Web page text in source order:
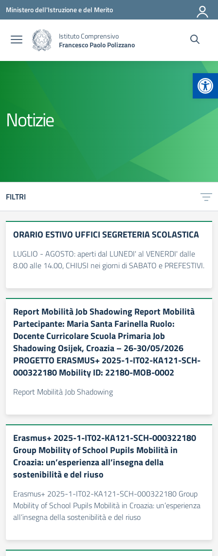
Vai ai contenuti
Vai al menu di navigazione
Vai al footer
Ministero dell'Istruzione e del Merito
Istituto Comprensivo
Francesco Paolo Polizzano
Notizie
FILTRI
ORARIO ESTIVO UFFICI SEGRETERIA SCOLASTICA
LUGLIO - AGOSTO: aperti dal LUNEDI' al VENERDI' dalle
8.00 alle 14.00, CHIUSI nei giorni di SABATO e PREFESTIVI.
Report Mobilità Job Shadowing Report Mobilità
Partecipante: Maria Santa Farinella Ruolo:
Docente Curricolare Scuola Primaria Job
Shadowing Osijek, Croazia – 26-30/05/2026
PROGETTO ERASMUS+ 2025-1-IT02-KA121-SCH-
000322180 Mobility ID: 22180-MOB-0002
Report Mobilità Job Shadowing
Erasmus+ 2025-1-IT02-KA121-SCH-000322180
Group Mobility of School Pupils Mobilità in
Croazia: un’esperienza all’insegna della
sostenibilità e del riuso
Erasmus+ 2025-1-IT02-KA121-SCH-000322180 Group
Mobility of School Pupils Mobilità in Croazia: un’esperienza
all’insegna della sostenibilità e del riuso